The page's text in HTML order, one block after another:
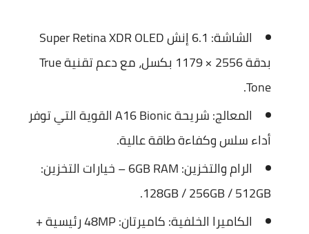
الشاشة:
6.1 إنش Super Retina XDR OLED
بدقة 2556 × 1179 بكسل، مع دعم تقنية True
Tone.
المعالج:
شريحة A16 Bionic القوية التي توفر
أداء سلس وكفاءة طاقة عالية.
الرام والتخزين:
6GB RAM – خيارات التخزين:
128GB / 256GB / 512GB.
الكاميرا الخلفية:
كاميرتان: 48MP رئيسية +